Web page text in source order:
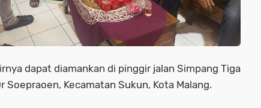
dapat diamankan di pinggir jalan Simpang Tiga
Soepraoen, Kecamatan Sukun, Kota Malang.